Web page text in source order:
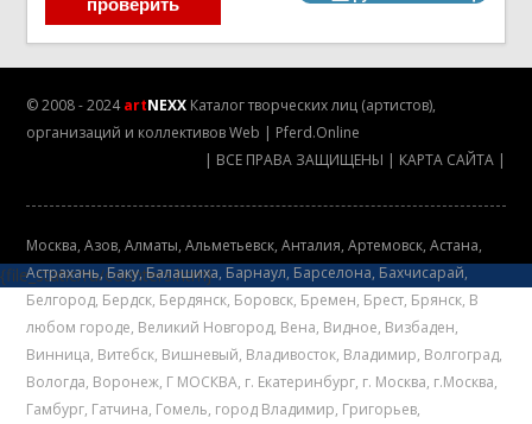
© 2008 - 2024artNEXX Каталог творческих лиц (артистов),
организаций и коллективовWeb | Pferd.Online
| ВСЕ ПРАВА ЗАЩИЩЕНЫ | КАРТА САЙТА|
Mосква,Азов,Алматы,Альметьевск,Анталия,Артемовск,Астана,
Астрахань,Баку,Балашиха, Барнаул, Барселона, Бахчисарай,
Белгород, Бердск, Бердянск, Боровск, Бремен, Брест, Брянск, В
любом городе, Великий Новгород, Вена, Видное, Визбаден,
Винница, Витебск, Вишневый, Владивосток, Владимир, Волгоград,
Вологда, Воронеж, Г МОСКВА, г. Екатеринбург, г. Москва, г.Москва,
Гамбург, Гатчина, Гомель, город Владимир, Григорьев,
{file_static/ru/counters.htm}